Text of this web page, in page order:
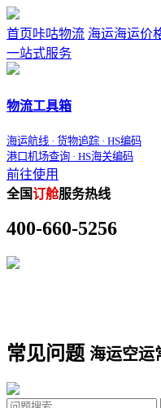
首页咔咕物流 海运海运价
一站式服务
物流工具箱
海运航线 · 货物追踪 · HS编码
港口机场查询 · HS海关编码
前往使用
全国订舱服务热线
400-660-5256
常见问题 海运空运